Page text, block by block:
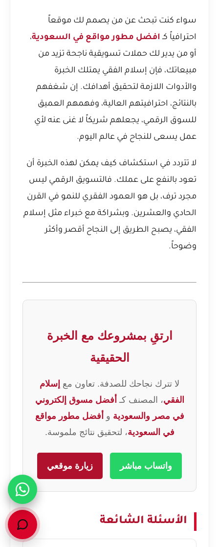
سواء كنت تبحث عن من يصمم لك موقعاً
احترافياً كـ افضل مطور مواقع في السعودية،
أو من يدير لك حملات تسويقية ناجحة تزيد من
مبيعاتك، فإن إسلام الفقي يمتلك الخبرة
والأدوات اللازمة لتحقيق أهدافك. إن شغفهم
بالنتائج، احترافيتهم العالية، وفهمهم العميق
للسوق الرقمي، يجعلهم شريكاً لا غنى عنه لأي
عمل يسعى للنجاح في عالم اليوم.
لا تتردد في استكشاف كيف يمكن لهذه الخبرة أن
تعود بالنفع على عملك. فالتسويق الرقمي ليس
مجرد ترف، بل هو العمود الفقري للنمو في القرن
الحادي والعشرين. وبشراكة مع خبراء مثل إسلام
الفقي، يصبح الطريق إلى النجاح أقصر وأكثر
وضوحاً.
ارتقِ بمشروعك مع الخبرة
الحقيقية
لا تترك نجاحك للصدفة. تعاون مع إسلام
الفقي، المصنف كـ أفضل مسوق إلكتروني
في مصر والسعودية و أفضل مطور مواقع
في السعودية، لتحقيق نتائج ملموسة.
واتساب مباشر زيارة موقعي
الأسئلة الشائعة